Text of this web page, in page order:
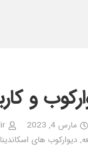
و
مارس 4, 2023
, دیوارکوب های